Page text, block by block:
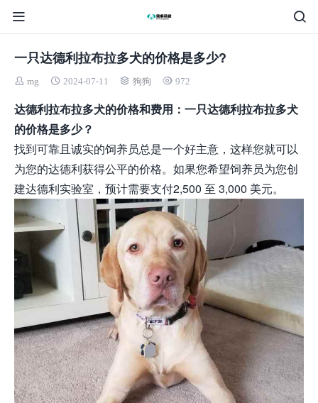
一只达德利拉布拉多犬的价格是多少?
mg 2024-07-11 狗狗 972
达德利拉布拉多犬的价格和费用：一只达德利拉布拉多犬
的价格是多少？
找到可靠且诚实的饲养员总是一个好主意，这样您就可以
为您的达德利获得公平的价格。如果您希望饲养员为您创
建达德利实验室，预计需要支付2,500 至 3,000 美元。